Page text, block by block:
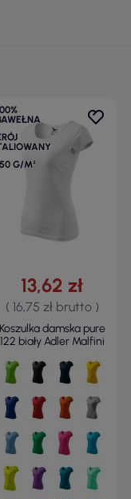
G/M²
13,62 zł
( 16,75 zł brutto )
Koszulka damska pure
122 biały Adler Malfini